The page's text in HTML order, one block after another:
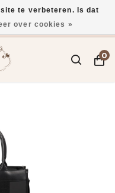
verzonden*
0
te verbeteren. Is dat
over cookies »